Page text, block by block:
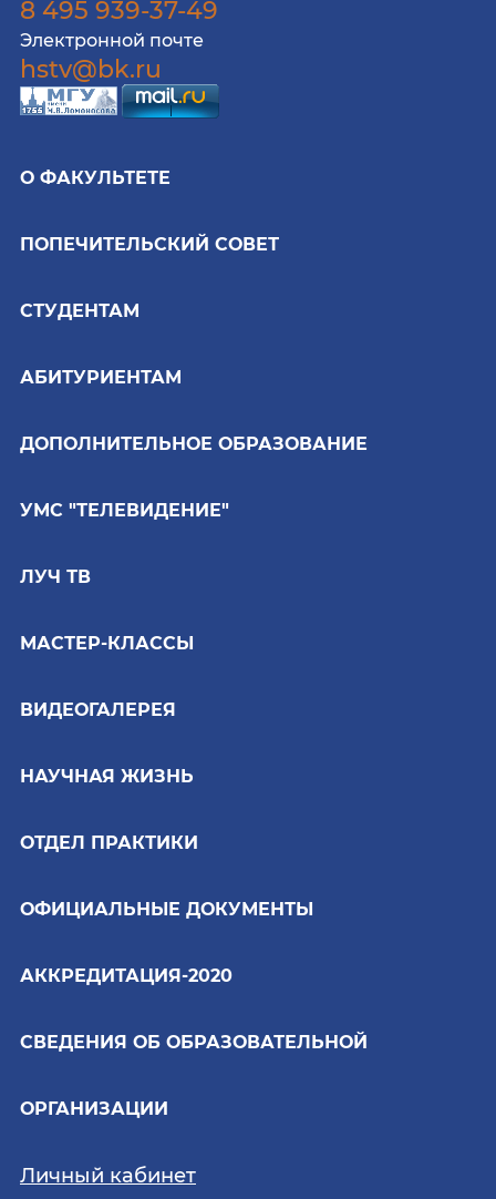
8 495 939-37-49
Электронной почте
hstv@bk.ru
О ФАКУЛЬТЕТЕ
ПОПЕЧИТЕЛЬСКИЙ СОВЕТ
СТУДЕНТАМ
АБИТУРИЕНТАМ
ДОПОЛНИТЕЛЬНОЕ ОБРАЗОВАНИЕ
УМС "ТЕЛЕВИДЕНИЕ"
ЛУЧ ТВ
МАСТЕР-КЛАССЫ
ВИДЕОГАЛЕРЕЯ
НАУЧНАЯ ЖИЗНЬ
ОТДЕЛ ПРАКТИКИ
ОФИЦИАЛЬНЫЕ ДОКУМЕНТЫ
АККРЕДИТАЦИЯ-2020
СВЕДЕНИЯ ОБ ОБРАЗОВАТЕЛЬНОЙ
ОРГАНИЗАЦИИ
Личный кабинет